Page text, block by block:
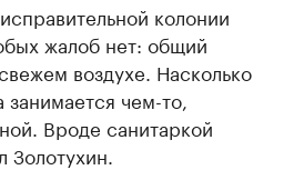
колонии
жалоб нет: общий
воздухе. Насколько
чем-то,
Вроде санитаркой
Золотухин.